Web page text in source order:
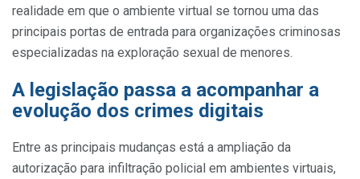
realidade em que o ambiente virtual se tornou uma das
principais portas de entrada para organizações criminosas
especializadas na exploração sexual de menores.
A legislação passa a acompanhar a
evolução dos crimes digitais
Entre as principais mudanças está a ampliação da
autorização para infiltração policial em ambientes virtuais,